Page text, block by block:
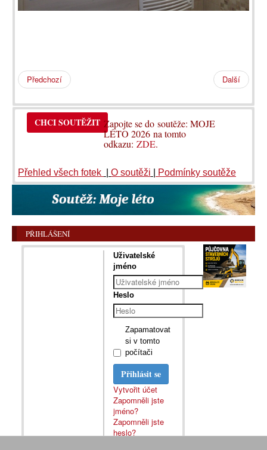
Předchozí Další
CHCI SOUTĚŽIT Zapojte se do soutěže: MOJE
LÉTO 2026 na tomto
odkazu:ZDE.
Přehled všech fotek O soutěži Podmínky soutěže
PŘIHLÁŠENÍ
Uživatelské
jméno
Heslo
Zapamatovat
si v tomto
počítači
Přihlásit se
Vytvořit účet
Zapomněli jste
jméno?
Zapomněli jste
heslo?